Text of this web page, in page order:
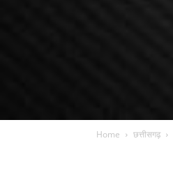
Home छत्तीसगढ़